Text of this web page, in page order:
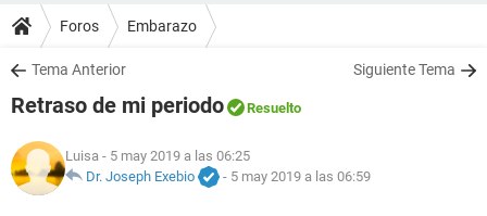
FOROS
SALUD
NUTRICIÓN
Foros Embarazo
Tema Anterior Siguiente Tema
Retraso de mi periodo Resuelto
Luisa - 5 may 2019 a las 06:25
Dr. Joseph Exebio
- 5 may 2019 a las 06:59